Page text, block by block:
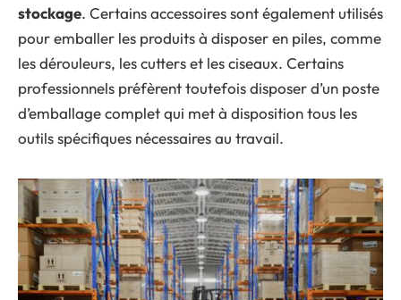
stockage. Certains accessoires sont également utilisés
pour emballer les produits à disposer en piles, comme
les dérouleurs, les cutters et les ciseaux. Certains
professionnels préfèrent toutefois disposer d’un poste
d’emballage complet qui met à disposition tous les
outils spécifiques nécessaires au travail.